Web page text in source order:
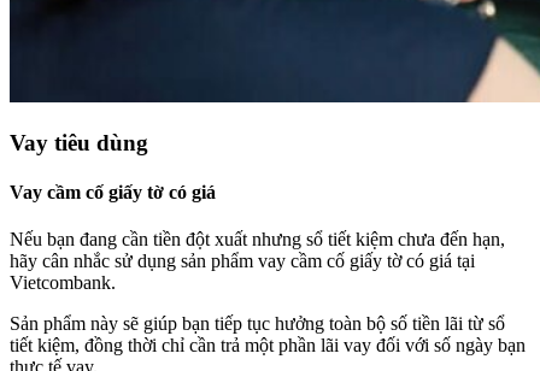
Vay tiêu dùng
Vay cầm cố giấy tờ có giá
Nếu bạn đang cần tiền đột xuất nhưng sổ tiết kiệm chưa đến hạn,
hãy cân nhắc sử dụng sản phẩm vay cầm cố giấy tờ có giá tại
Vietcombank.
Sản phẩm này sẽ giúp bạn tiếp tục hưởng toàn bộ số tiền lãi từ sổ
tiết kiệm, đồng thời chỉ cần trả một phần lãi vay đối với số ngày bạn